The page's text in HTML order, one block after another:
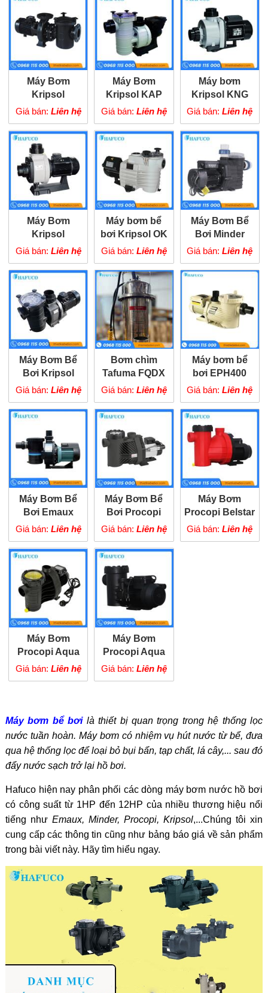
Máy bơm bể bơi là thiết bị quan trọng trong hệ thống lọc
nước tuần hoàn. Máy bơm có nhiệm vụ hút nước từ bể, đưa
qua hệ thống lọc để loại bỏ bụi bẩn, tạp chất, lá cây,... sau đó
đẩy nước sạch trở lại hồ bơi.
Hafuco hiện nay phân phối các dòng máy bơm nước hồ bơi
có công suất từ 1HP đến 12HP của nhiều thương hiệu nổi
tiếng như Emaux, Minder, Procopi, Kripsol,...Chúng tôi xin
cung cấp các thông tin cũng như bảng báo giá về sản phẩm
trong bài viết này. Hãy tìm hiểu ngay.
Máy Bơm
Kripsol
KRF1260T2
Giá bán: Liên hệ
Máy Bơm
Kripsol KAP
Giá bán: Liên hệ
Máy bơm
Kripsol KNG
Giá bán:Liên hệ
Máy Bơm
Kripsol
KA350T1
Giá bán: Liên hệ
Máy bơm bể
bơi Kripsol OK
Giá bán: Liên hệ
Máy Bơm Bể
Bơi Minder
MXB
Giá bán:Liên hệ
Máy Bơm Bể
Bơi Kripsol
KAN
Giá bán: Liên hệ
Bơm chìm
Tafuma FQDX
30-6-0.75
Giá bán: Liên hệ
Máy bơm bể
bơi EPH400
Giá bán:Liên hệ
Máy Bơm Bể
Bơi Emaux
2HP
Giá bán: Liên hệ
Máy Bơm Bể
Bơi Procopi
EuroStar HF
Giá bán: Liên hệ
Máy Bơm
Procopi Belstar
Giá bán:Liên hệ
Máy Bơm
Procopi Aqua
Plus
Giá bán: Liên hệ
Máy Bơm
Procopi Aqua
Maxi
Giá bán: Liên hệ